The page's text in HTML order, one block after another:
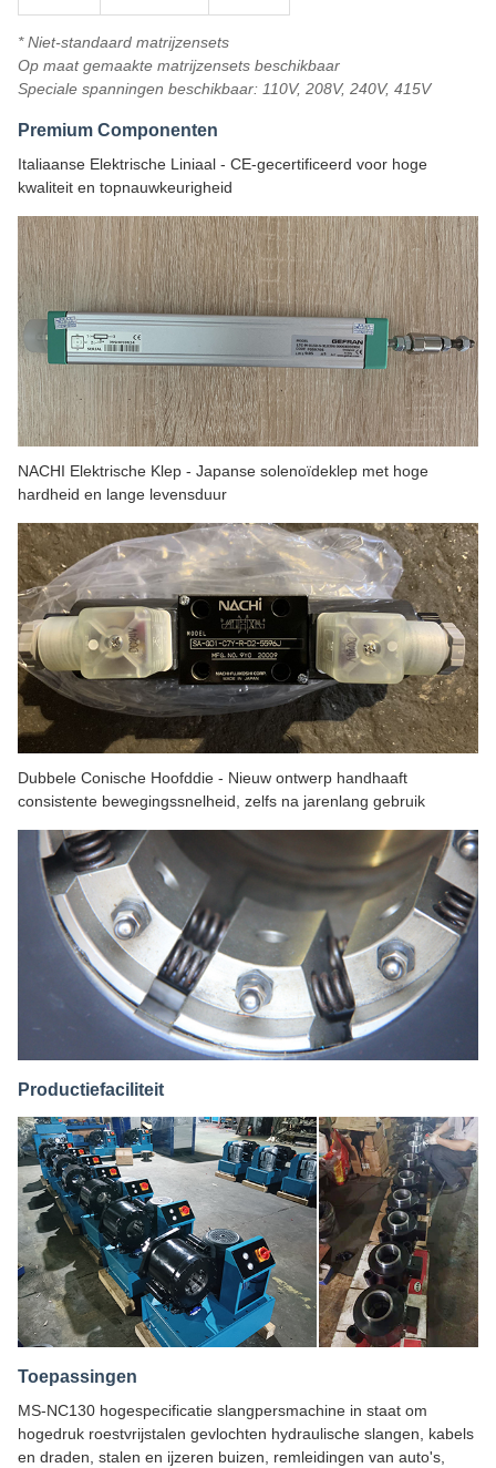
* Niet-standaard matrijzensets
Op maat gemaakte matrijzensets beschikbaar
Speciale spanningen beschikbaar: 110V, 208V, 240V, 415V
Premium Componenten
Italiaanse Elektrische Liniaal - CE-gecertificeerd voor hoge
kwaliteit en topnauwkeurigheid
NACHI Elektrische Klep - Japanse solenoïdeklep met hoge
hardheid en lange levensduur
Dubbele Conische Hoofddie - Nieuw ontwerp handhaaft
consistente bewegingssnelheid, zelfs na jarenlang gebruik
Productiefaciliteit
Toepassingen
MS-NC130 hogespecificatie slangpersmachine in staat om
hogedruk roestvrijstalen gevlochten hydraulische slangen, kabels
en draden, stalen en ijzeren buizen, remleidingen van auto's,